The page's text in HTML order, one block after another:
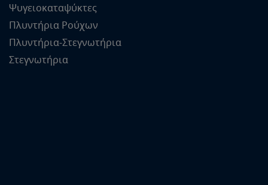
Ψυγειοκαταψύκτες
Πλυντήρια Ρούχων
Πλυντήρια-Στεγνωτήρια
Στεγνωτήρια